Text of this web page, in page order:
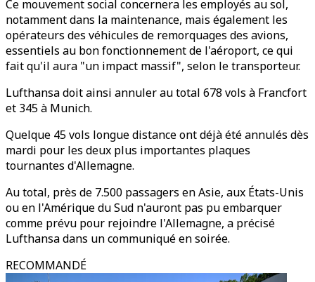
Ce mouvement social concernera les employés au sol,
notamment dans la maintenance, mais également les
opérateurs des véhicules de remorquages des avions,
essentiels au bon fonctionnement de l'aéroport, ce qui
fait qu'il aura "un impact massif", selon le transporteur.
Lufthansa doit ainsi annuler au total 678 vols à Francfort
et 345 à Munich.
Quelque 45 vols longue distance ont déjà été annulés dès
mardi pour les deux plus importantes plaques
tournantes d'Allemagne.
Au total, près de 7.500 passagers en Asie, aux États-Unis
ou en l'Amérique du Sud n'auront pas pu embarquer
comme prévu pour rejoindre l'Allemagne, a précisé
Lufthansa dans un communiqué en soirée.
RECOMMANDÉ